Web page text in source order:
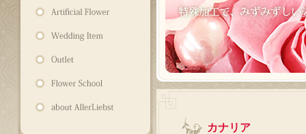
カナリア